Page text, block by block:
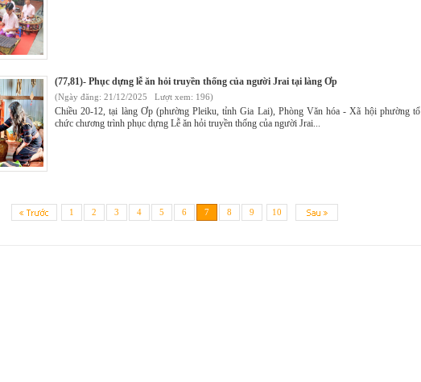
(77,81)- Phục dựng lễ ăn hỏi truyền thống của người Jrai tại làng Ơp
(Ngày đăng: 21/12/2025 Lượt xem: 196)
Chiều 20-12, tại làng Ơp (phường Pleiku, tỉnh Gia Lai), Phòng Văn hóa - Xã hội phường tổ
chức chương trình phục dựng Lễ ăn hỏi truyền thống của người Jrai...
1 2 3 4 5 6 7 8 9 10